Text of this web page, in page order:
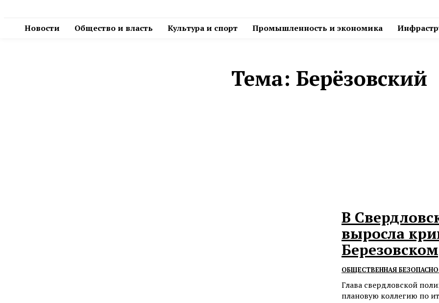
Новости Общество и власть Культура и спорт Промышленность и экономика
Тема: Берёзовский
В
выросла
ОБЩЕСТВЕННАЯ
Глава свердловской
плановую коллегию по